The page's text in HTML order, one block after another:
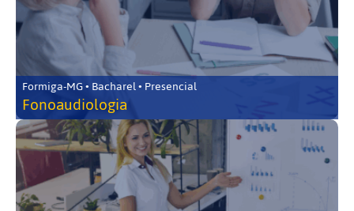
Formiga-MG • Bacharel • Presencial
Fonoaudiologia